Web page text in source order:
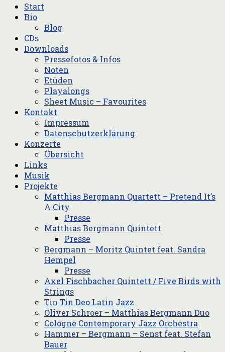
Start
Bio
Blog
CDs
Downloads
Pressefotos & Infos
Noten
Etüden
Playalongs
Sheet Music – Favourites
Kontakt
Impressum
Datenschutzerklärung
Konzerte
Übersicht
Links
Musik
Projekte
Matthias Bergmann Quartett – Pretend It’s
A City
Presse
Matthias Bergmann Quintett
Presse
Bergmann – Moritz Quintet feat. Sandra
Hempel
Presse
Axel Fischbacher Quintett / Five Birds with
Strings
Tin Tin Deo Latin Jazz
Oliver Schroer – Matthias Bergmann Duo
Cologne Contemporary Jazz Orchestra
Hammer – Bergmann – Senst feat. Stefan
Bauer